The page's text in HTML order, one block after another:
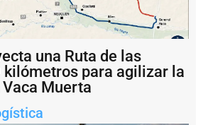
una Ruta de las
kilómetros para agilizar la
Muerta